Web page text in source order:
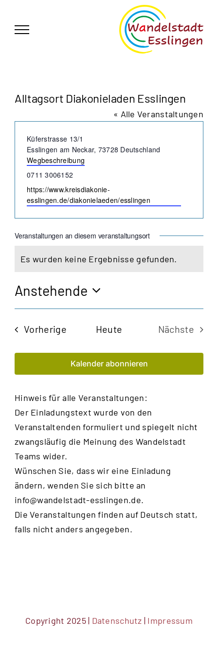
springen
Alltagsort Diakonieladen Esslingen
« Alle Veranstaltungen
Adresse
Küferstrasse 13/1
Esslingen am Neckar, 73728 Deutschland
Wegbeschreibung
Telefon
0711 3006152
Webseite
https://www.kreisdiakonie-
esslingen.de/diakonielaeden/esslingen
Veranstaltungen an diesem veranstaltungsort
Hinweis
Es wurden keine Ergebnisse gefunden.
Anstehende
Datum
VorherigeVeranstaltungen
Heute
Nächste
Kalender abonnieren
Hinweis für alle Veranstaltungen:
Der Einladungstext wurde von den
Veranstaltenden formuliert und spiegelt nicht
zwangsläufig die Meinung des Wandelstadt
Teams wider.
Wünschen Sie, dass wir eine Einladung
ändern, wenden Sie sich bitte an
info@wandelstadt-esslingen.de.
Die Veranstaltungen finden auf Deutsch statt,
falls nicht anders angegeben.
Copyright 2025 | Datenschutz | Impressum